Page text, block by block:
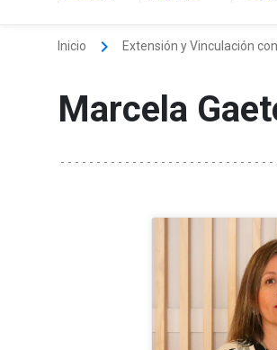
Inicio keyboard_arrow_right Extensión y Vinculación
Marcela